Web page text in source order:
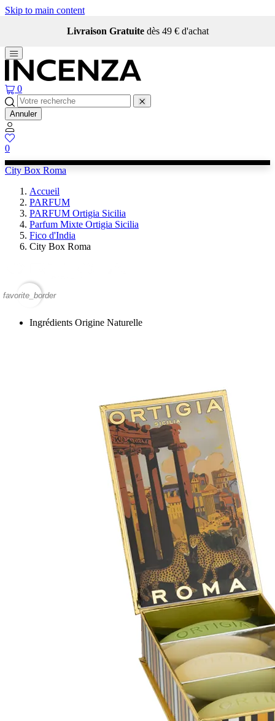
Skip to main content
Livraison Gratuite dès 49 € d'achat
0
Annuler
0
City Box Roma
Accueil
PARFUM
PARFUM Ortigia Sicilia
Parfum Mixte Ortigia Sicilia
Fico d'India
City Box Roma
favorite_border
Ingrédients Origine Naturelle